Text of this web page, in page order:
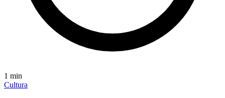
1 min
Cultura